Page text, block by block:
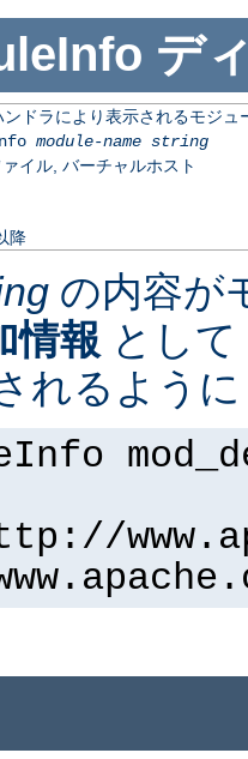
デ
ドラにより表示されるモジ
module-name string
イル, バーチャルホスト
降
の内容が
情報 とし
れるよう